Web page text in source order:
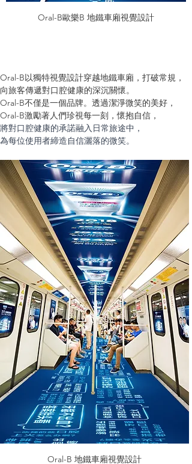
Oral-B歐樂B 地鐵車廂視覺設計
Oral-B以獨特視覺設計穿越地鐵車廂，打破常規，
向旅客傳遞對口腔健康的深沉關懷。
Oral-B不僅是一個品牌。透過潔淨微笑的美好，
Oral-B激勵著人們珍視每一刻，懷抱自信，
將對口腔健康的承諾融入日常旅途中，
為每位使用者締造自信灑落的微笑。
Oral-B 地鐵車廂視覺設計